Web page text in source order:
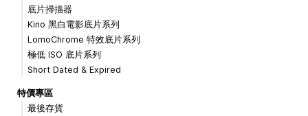
底片掃描器
Kino 黑白電影底片系列
LomoChrome 特效底片系列
極低 ISO 底片系列
Short Dated & Expired
特價專區
最後存貨